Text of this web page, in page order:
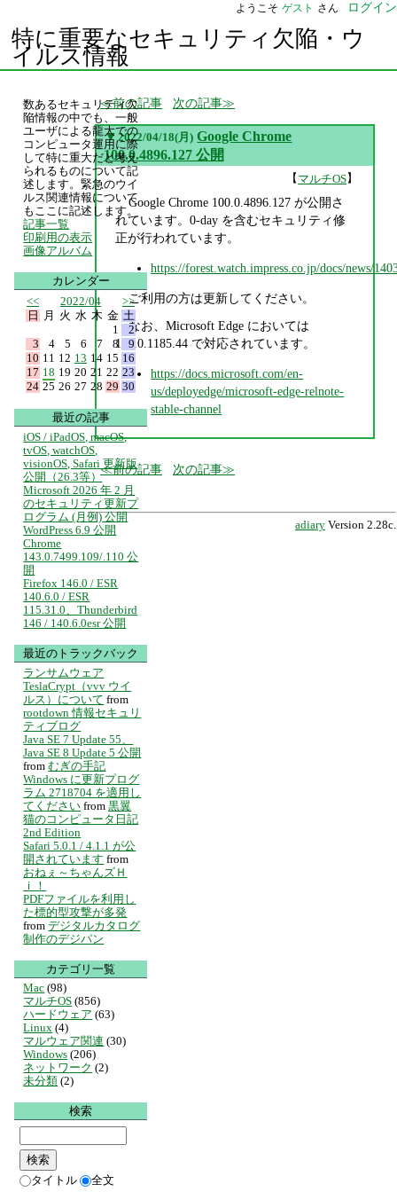
ようこそ ゲスト さん ログイン
特に重要なセキュリティ欠陥・ウ
イルス情報
前の記事 次の記事
▼ 2022/04/18(月) Google Chrome
100.0.4896.127 公開
【マルチOS】
Google Chrome 100.0.4896.127 が公開さ
れています。0-day を含むセキュリティ修
正が行われています。
https://forest.watch.impress.co.jp/docs/news/
ご利用の方は更新してください。
なお、Microsoft Edge においては
100.0.1185.44 で対応されています。
https://docs.microsoft.com/en-
us/deployedge/microsoft-edge-relnote-
stable-channel
前の記事 次の記事
adiary Version 2.28c.
数あるセキュリティ欠
陥情報の中でも、一般
ユーザによる龍大での
コンピュータ運用に際
して特に重大だと考え
られるものについて記
述します。緊急のウイ
ルス関連情報について
もここに記述します。
記事一覧
印刷用の表示
画像アルバム
カレンダー
<<
2022/04
>>
日
月 火 水 木 金 土
1
2
3
4 5 6 7 8
9
10 11 12 13 14 15 16
17 18 19 20 21 22 23
24 25 26 27 28 29 30
最近の記事
iOS / iPadOS, macOS,
tvOS, watchOS,
visionOS, Safari 更新版
公開（26.3等）
Microsoft 2026 年 2 月
のセキュリティ更新プ
ログラム (月例) 公開
WordPress 6.9 公開
Chrome
143.0.7499.109/.110 公
開
Firefox 146.0 / ESR
140.6.0 / ESR
115.31.0、Thunderbird
146 / 140.6.0esr 公開
最近のトラックバック
ランサムウェア
TeslaCrypt（vvv ウイ
ルス）について from
rootdown 情報セキュリ
ティブログ
Java SE 7 Update 55、
Java SE 8 Update 5 公開
from むぎの手記
Windows に更新プログ
ラム 2718704 を適用し
てください from 黒翼
猫のコンピュータ日記
2nd Edition
Safari 5.0.1 / 4.1.1 が公
開されています from
おねぇ～ちゃんズＨ
ｉ！
PDFファイルを利用し
た標的型攻撃が多発
from デジタルカタログ
制作のデジパン
カテゴリ一覧
Mac (98)
マルチOS (856)
ハードウェア (63)
Linux (4)
マルウェア関連 (30)
Windows (206)
ネットワーク (2)
未分類 (2)
検索
タイトル 全文